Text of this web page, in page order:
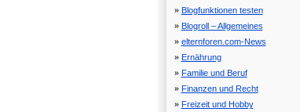
Blogfunktionen testen
Blogroll – Allgemeines
elternforen.com-News
Ernährung
Familie und Beruf
Finanzen und Recht
Freizeit und Hobby